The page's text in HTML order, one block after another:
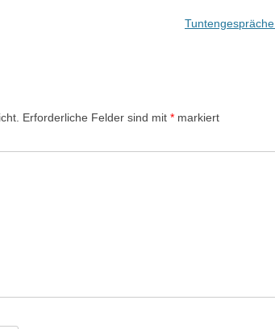
Tuntengespräche
Erforderliche Felder sind mit * markiert